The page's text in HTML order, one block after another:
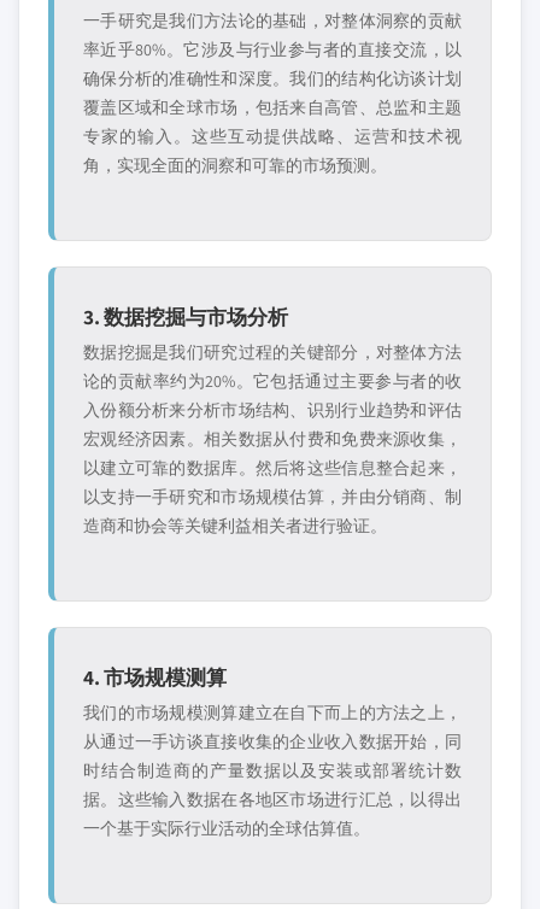
一手研究是我们方法论的基础，对整体洞察的贡献
率近乎80%。它涉及与行业参与者的直接交流，以
确保分析的准确性和深度。我们的结构化访谈计划
覆盖区域和全球市场，包括来自高管、总监和主题
专家的输入。这些互动提供战略、运营和技术视
角，实现全面的洞察和可靠的市场预测。
3. 数据挖掘与市场分析
数据挖掘是我们研究过程的关键部分，对整体方法
论的贡献率约为20%。它包括通过主要参与者的收
入份额分析来分析市场结构、识别行业趋势和评估
宏观经济因素。相关数据从付费和免费来源收集，
以建立可靠的数据库。然后将这些信息整合起来，
以支持一手研究和市场规模估算，并由分销商、制
造商和协会等关键利益相关者进行验证。
4. 市场规模测算
我们的市场规模测算建立在自下而上的方法之上，
从通过一手访谈直接收集的企业收入数据开始，同
时结合制造商的产量数据以及安装或部署统计数
据。这些输入数据在各地区市场进行汇总，以得出
一个基于实际行业活动的全球估算值。